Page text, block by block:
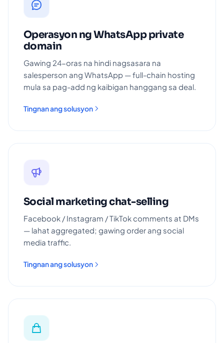
Operasyon ng WhatsApp private
domain
Gawing 24-oras na hindi nagsasara na
salesperson ang WhatsApp — full-chain hosting
mula sa pag-add ng kaibigan hanggang sa deal.
Tingnan ang solusyon
Social marketing chat-selling
Facebook / Instagram / TikTok comments at DMs
— lahat aggregated; gawing order ang social
media traffic.
Tingnan ang solusyon